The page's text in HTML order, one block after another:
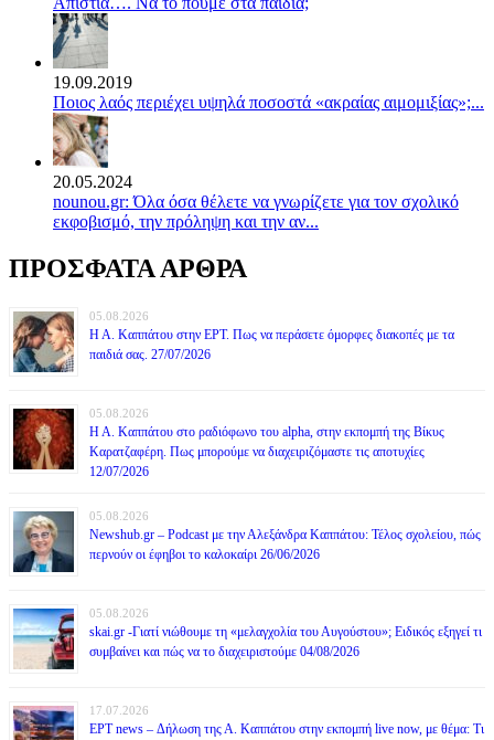
19.09.2019
Ποιος λαός περιέχει υψηλά ποσοστά «ακραίας αιμομιξίας»;...
20.05.2024
nounou.gr: Όλα όσα θέλετε να γνωρίζετε για τον σχολικό
εκφοβισμό, την πρόληψη και την αν...
ΠΡΟΣΦΑΤΑ ΑΡΘΡΑ
05.08.2026
Η Α. Καππάτου στην ΕΡΤ. Πως να περάσετε όμορφες διακοπές με τα
παιδιά σας. 27/07/2026
05.08.2026
Η Α. Καππάτου στο ραδιόφωνο του alpha, στην εκπομπή της Βίκυς
Καρατζαφέρη. Πως μπορούμε να διαχειριζόμαστε τις αποτυχίες
12/07/2026
05.08.2026
Newshub.gr – Podcast με την Αλεξάνδρα Καππάτου: Τέλος σχολείου, πώς
περνούν οι έφηβοι το καλοκαίρι 26/06/2026
05.08.2026
skai.gr -Γιατί νιώθουμε τη «μελαγχολία του Αυγούστου»; Ειδικός εξηγεί τι
συμβαίνει και πώς να το διαχειριστούμε 04/08/2026
17.07.2026
ΕΡΤ news – Δήλωση της Α. Καππάτου στην εκπομπή live now, με θέμα: Τι